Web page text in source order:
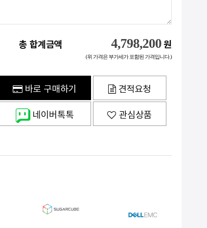
총 합계금액 4,798,200 원
(위 가격은 부가세가 포함된 가격입니다.)
바로 구매하기 견적요청
네이버톡톡 관심상품